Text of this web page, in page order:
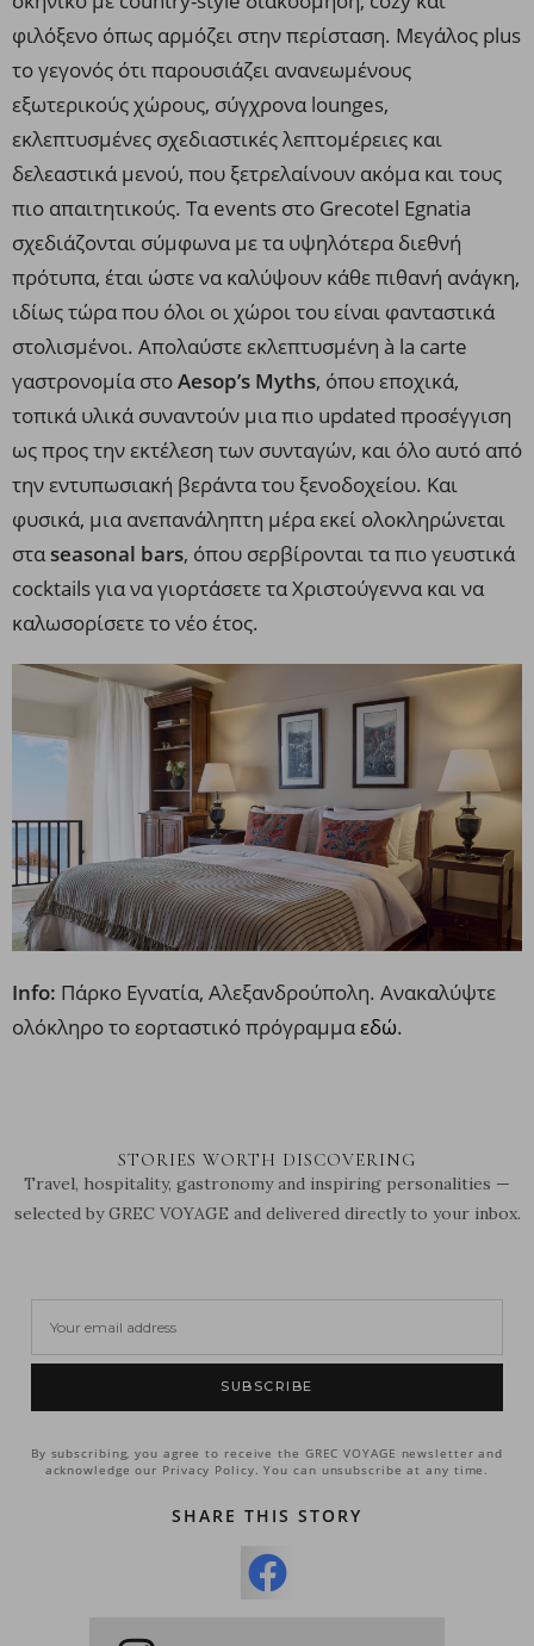
φιλόξενο όπως αρμόζει στην περίσταση. Μεγάλος plus
το γεγονός ότι παρουσιάζει ανανεωμένους
εξωτερικούς χώρους, σύγχρονα lounges,
εκλεπτυσμένες σχεδιαστικές λεπτομέρειες και
δελεαστικά μενού, που ξετρελαίνουν ακόμα και τους
πιο απαιτητικούς. Τα events στο Grecotel Egnatia
σχεδιάζονται σύμφωνα με τα υψηλότερα διεθνή
πρότυπα, έται ώστε να καλύψουν κάθε πιθανή ανάγκη,
ιδίως τώρα που όλοι οι χώροι του είναι φανταστικά
στολισμένοι. Απολαύστε εκλεπτυσμένη à la carte
γαστρονομία στοAesop’s Myths, όπου εποχικά,
τοπικά υλικά συναντούν μια πιο updated προσέγγιση
ως προς την εκτέλεση των συνταγών, και όλο αυτό από
την εντυπωσιακή βεράντα του ξενοδοχείου. Και
φυσικά, μια ανεπανάληπτη μέρα εκεί ολοκληρώνεται
σταseasonal bars, όπου σερβίρονται τα πιο γευστικά
cocktails για να γιορτάσετε τα Χριστούγεννα και να
καλωσορίσετε το νέο έτος.
Info: Πάρκο Εγνατία, Αλεξανδρούπολη. Ανακαλύψτε
ολόκληρο το εορταστικό πρόγραμμαεδώ.
STORIES WORTH DISCOVERING
Travel, hospitality, gastronomy and inspiring personalities —
selected by GREC VOYAGE and delivered directly to your inbox.
SUBSCRIBE
By subscribing, you agree to receive the GREC VOYAGE newsletter and
acknowledge our Privacy Policy. You can unsubscribe at any time.
SHARE THIS STORY